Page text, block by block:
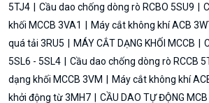
5TJ4
Cầu dao chống dòng rò RCBO 5SU9
khối MCCB 3VA1
Máy cắt không khí ACB
quá tải 3RU5
MÁY CẮT DẠNG KHỐI MCCB
5SL6 - 5SL4
Cầu dao chống dòng rò RCCB
dạng khối MCCB 3VM
Máy cắt không khí
khởi động từ 3MH7
CẦU DAO TỰ ĐỘNG MCB